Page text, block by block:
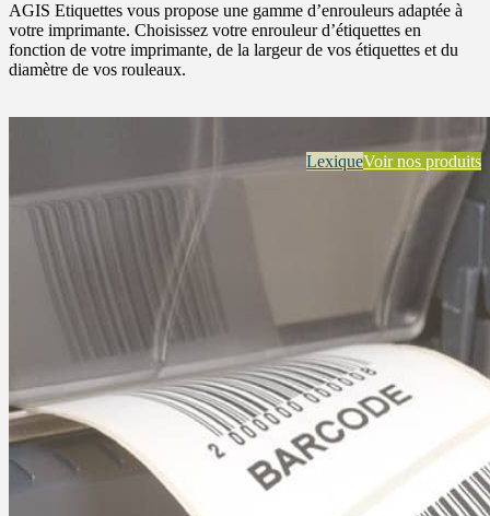
AGIS Etiquettes vous propose une gamme d’enrouleurs adaptée à
votre imprimante. Choisissez votre enrouleur d’étiquettes en
fonction de votre imprimante, de la largeur de vos étiquettes et du
diamètre de vos rouleaux.
LexiqueVoir nos produits